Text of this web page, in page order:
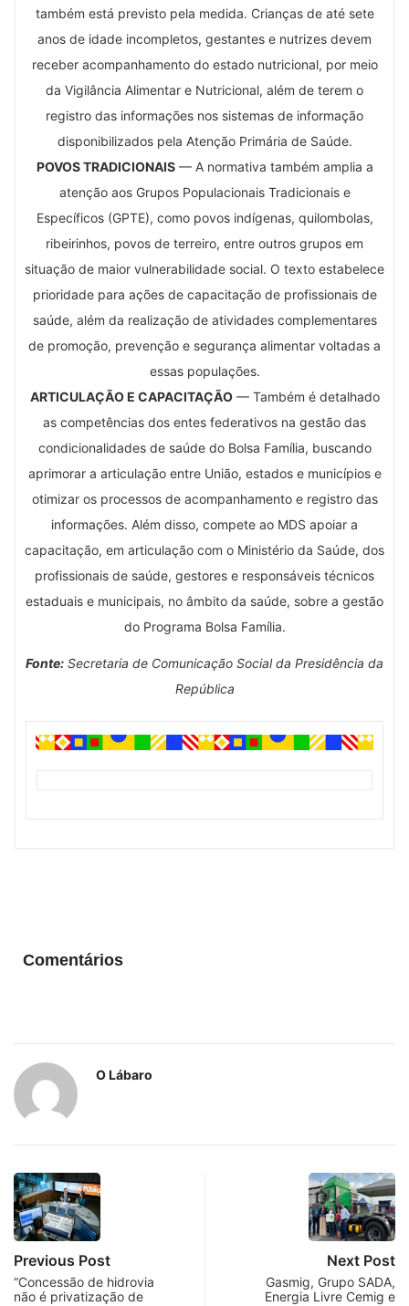
também está previsto pela medida. Crianças de até sete
anos de idade incompletos, gestantes e nutrizes devem
receber acompanhamento do estado nutricional, por meio
da Vigilância Alimentar e Nutricional, além de terem o
registro das informações nos sistemas de informação
disponibilizados pela Atenção Primária de Saúde.
POVOS TRADICIONAIS— A normativa também amplia a
atenção aos Grupos Populacionais Tradicionais e
Específicos (GPTE), como povos indígenas, quilombolas,
ribeirinhos, povos de terreiro, entre outros grupos em
situação de maior vulnerabilidade social. O texto estabelece
prioridade para ações de capacitação de profissionais de
saúde, além da realização de atividades complementares
de promoção, prevenção e segurança alimentar voltadas a
essas populações.
ARTICULAÇÃO E CAPACITAÇÃO— Também é detalhado
as competências dos entes federativos na gestão das
condicionalidades de saúde do Bolsa Família, buscando
aprimorar a articulação entre União, estados e municípios e
otimizar os processos de acompanhamento e registro das
informações. Além disso, compete ao MDS apoiar a
capacitação, em articulação com o Ministério da Saúde, dos
profissionais de saúde, gestores e responsáveis técnicos
estaduais e municipais, no âmbito da saúde, sobre a gestão
do Programa Bolsa Família.
Fonte: Secretaria de Comunicação Social da Presidência da
República
Comentários
O Lábaro
Previous Post
“Concessão de hidrovia
não é privatização de
Next Post
Gasmig, Grupo SADA,
Energia Livre Cemig e